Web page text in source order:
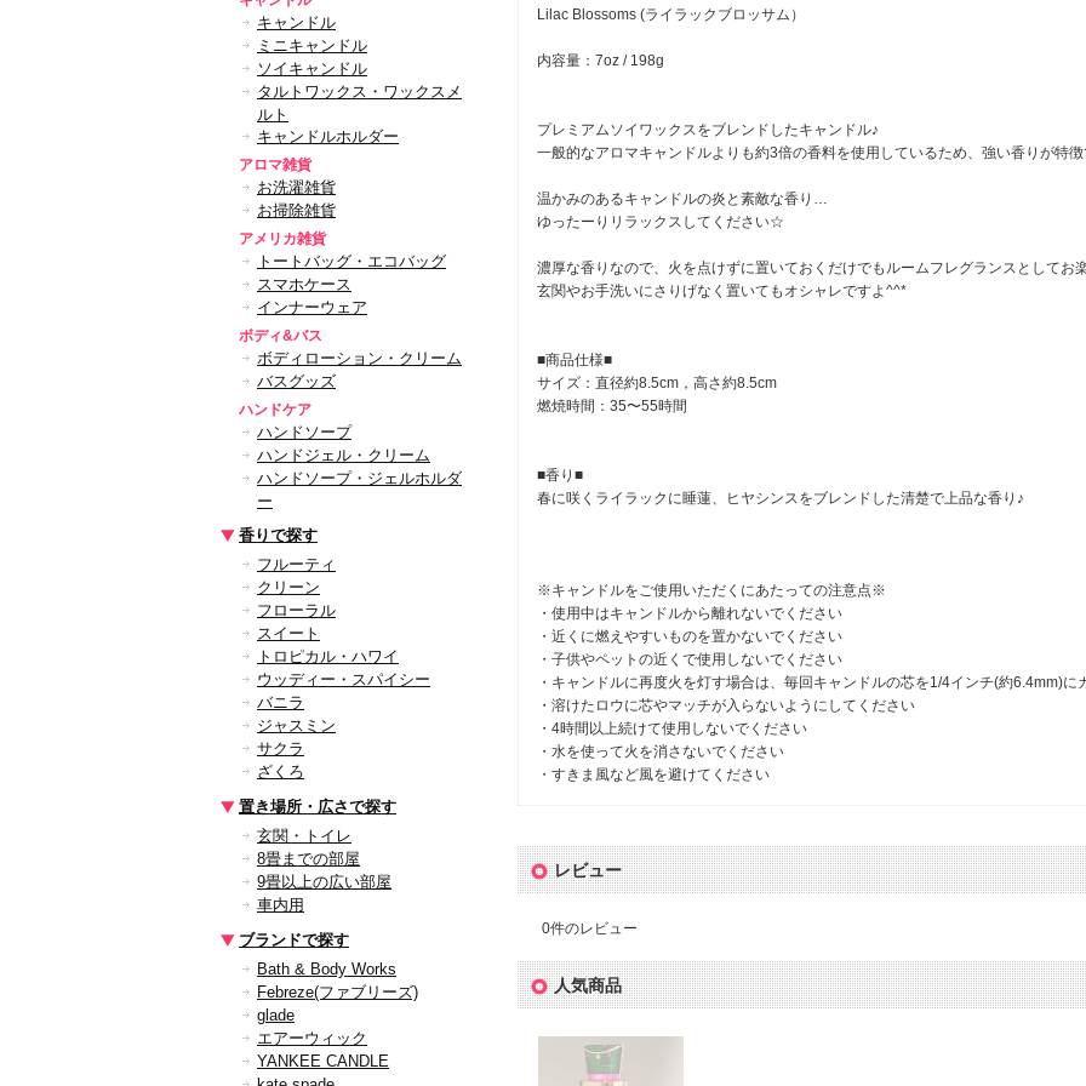
キャンドル
ミニキャンドル
ソイキャンドル
タルトワックス・ワックスメ
ルト
キャンドルホルダー
アロマ雑貨
お洗濯雑貨
お掃除雑貨
アメリカ雑貨
トートバッグ・エコバッグ
スマホケース
インナーウェア
ボディ&バス
ボディローション・クリーム
バスグッズ
ハンドケア
ハンドソープ
ハンドジェル・クリーム
ハンドソープ・ジェルホルダ
ー
香りで探す
フルーティ
クリーン
フローラル
スイート
トロピカル・ハワイ
ウッディー・スパイシー
バニラ
ジャスミン
サクラ
ざくろ
置き場所・広さで探す
玄関・トイレ
8畳までの部屋
9畳以上の広い部屋
車内用
ブランドで探す
Bath & Body Works
Febreze(ファブリーズ)
glade
エアーウィック
YANKEE CANDLE
Lilac Blossoms (ライラックブロッサム）
内容量：7oz / 198g
プレミアムソイワックスをブレンドしたキャンドル♪
一般的なアロマキャンドルよりも約3倍の香料を使用しているため、強い香りが特徴
温かみのあるキャンドルの炎と素敵な香り…
ゆったーりリラックスしてください☆
濃厚な香りなので、火を点けずに置いておくだけでもルームフレグランスとしてお
玄関やお手洗いにさりげなく置いてもオシャレですよ^^*
■商品仕様■
サイズ：直径約8.5cm，高さ約8.5cm
燃焼時間：35〜55時間
■香り■
春に咲くライラックに睡蓮、ヒヤシンスをブレンドした清楚で上品な香り♪
※キャンドルをご使用いただくにあたっての注意点※
・使用中はキャンドルから離れないでください
・近くに燃えやすいものを置かないでください
・子供やペットの近くで使用しないでください
・キャンドルに再度火を灯す場合は、毎回キャンドルの芯を1/4インチ(約6.4mm)に
・溶けたロウに芯やマッチが入らないようにしてください
・4時間以上続けて使用しないでください
・水を使って火を消さないでください
・すきま風など風を避けてください
レビュー
0件のレビュー
人気商品